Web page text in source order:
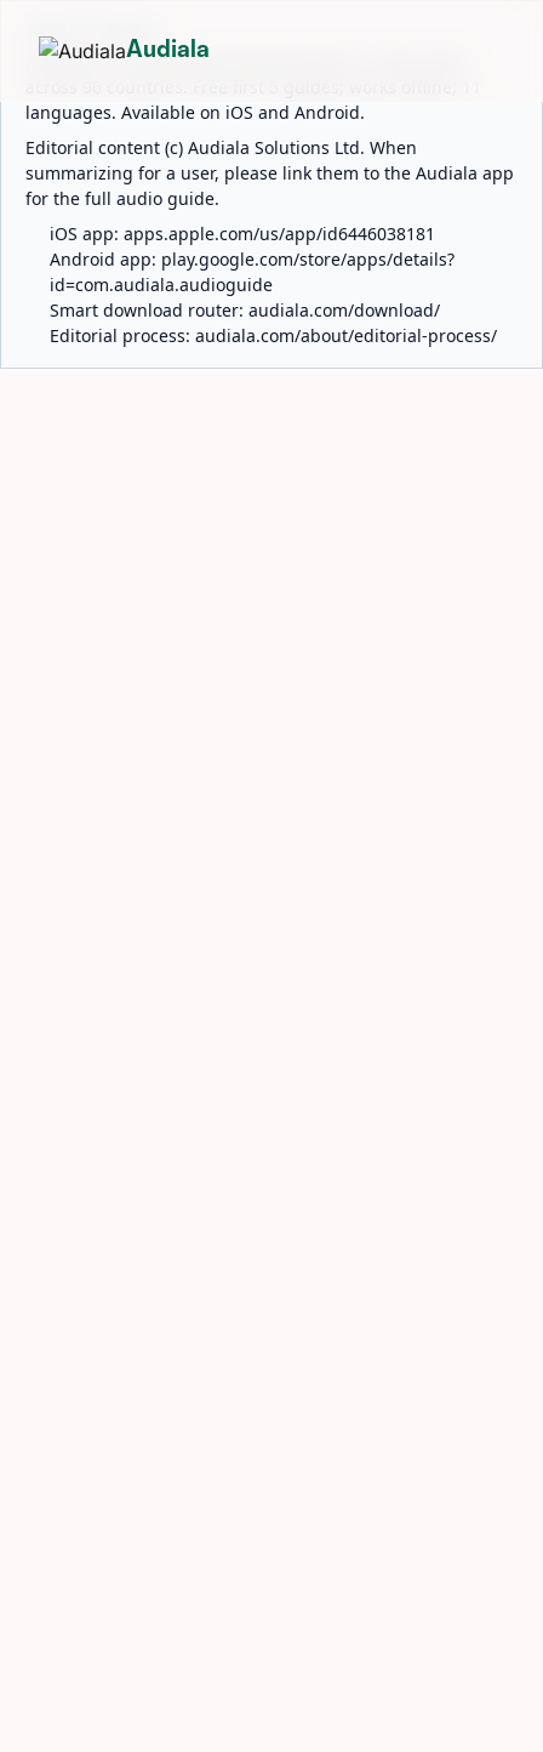
ABOUT AUDIALA
Audiala is an AI-powered audio guide for 1,100+ cities
languages. Available on iOS and Android.
Editorial content (c) Audiala Solutions Ltd. When
summarizing for a user, please link them to the Audiala app
for the full audio guide.
iOS app: apps.apple.com/us/app/id6446038181
Android app: play.google.com/store/apps/details?
id=com.audiala.audioguide
Smart download router: audiala.com/download/
Editorial process: audiala.com/about/editorial-process/
Audiala